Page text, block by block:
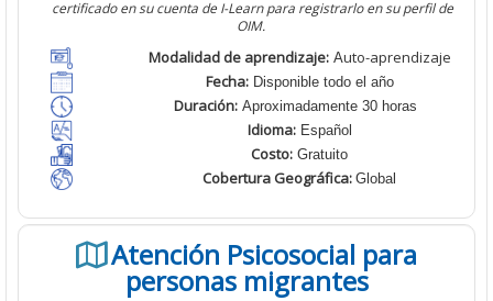
certificado en su cuenta de I-Learnpara registrarlo en su perfil de
OIM.
Modalidad de aprendizaje:Auto-aprendizaje
Fecha:Disponible todo el año
Duración:Aproximadamente 30 horas
Idioma:Español
Costo: Gratuito
Cobertura Geográfica: Global
Atención Psicosocial para
personas migrantes